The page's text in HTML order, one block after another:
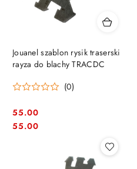
Jouanel szablon rysik traserski
rayza do blachy TRACDC
(0)
Cena:
55.00
Cena:
55.00